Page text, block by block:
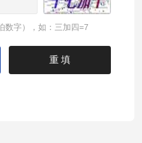
数字），如：三加四=7